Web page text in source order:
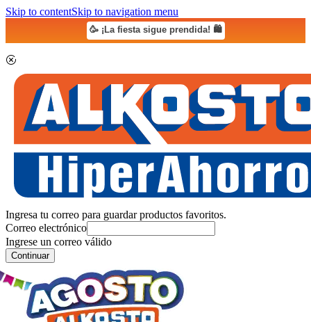
Skip to contentSkip to navigation menu
🥳 ¡La fiesta sigue prendida! 🛍️
Ingresa tu correo para guardar productos favoritos.
Correo electrónico
Ingrese un correo válido
Continuar